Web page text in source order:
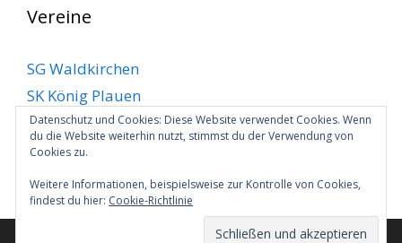
Vereine
SG Waldkirchen
SK König Plauen
SV Klingenthal
SV Markneukirchen
VSC Plauen
Datenschutz und Cookies: Diese Website verwendet Cookies. Wenn
du die Website weiterhin nutzt, stimmst du der Verwendung von
Cookies zu.
Weitere Informationen, beispielsweise zur Kontrolle von Cookies,
findest du hier: Cookie-Richtlinie